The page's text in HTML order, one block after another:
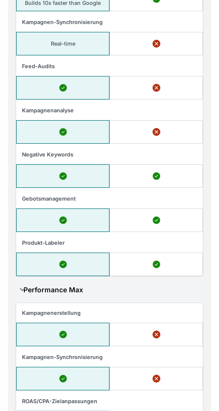
Builds 10x faster than Google
Kampagnen-Synchronisierung
Real-time
Feed-Audits
Kampagnenanalyse
Negative Keywords
Gebotsmanagement
Produkt-Labeler
Performance Max
Kampagnenerstellung
Kampagnen-Synchronisierung
ROAS/CPA-Zielanpassungen